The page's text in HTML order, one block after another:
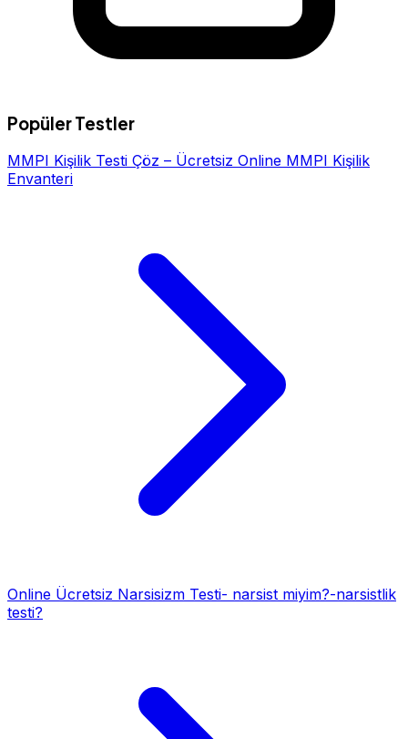
Popüler Testler
MMPI Kişilik Testi Çöz – Ücretsiz Online MMPI Kişilik
Envanteri
Online Ücretsiz Narsisizm Testi- narsist miyim?-narsistlik
testi?